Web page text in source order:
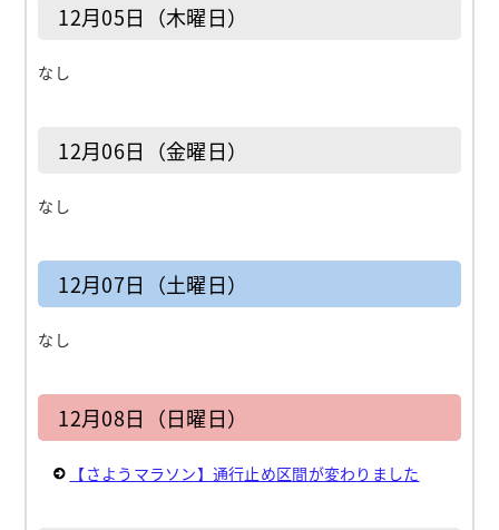
12月05日（木曜日）
なし
12月06日（金曜日）
なし
12月07日（土曜日）
なし
12月08日（日曜日）
【さようマラソン】通行止め区間が変わりました